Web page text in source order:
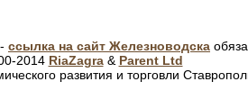
ссылка на сайт Железноводска
2014 RiaZagra& Parent Ltd
развития и торговли